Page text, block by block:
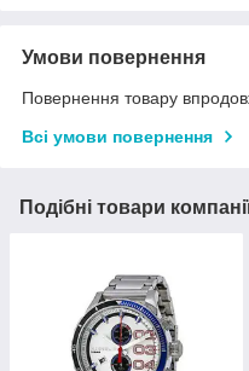
Умови повернення
Повернення товару
Всі умови повернення
Подібні товари